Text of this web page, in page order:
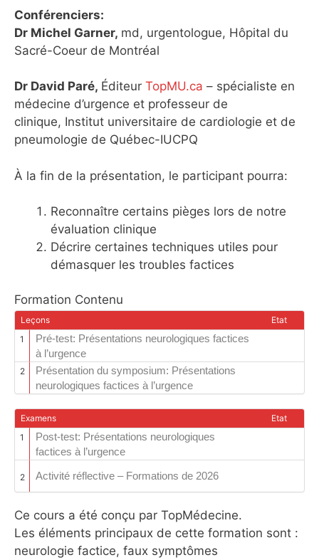
Conférenciers:
Dr Michel Garner, md, urgentologue, Hôpital du
Sacré-Coeur de Montréal
Dr David Paré, Éditeur TopMU.ca – spécialiste en
médecine d’urgence et professeur de
clinique, Institut universitaire de cardiologie et de
pneumologie de Québec-IUCPQ
À la fin de la présentation, le participant pourra:
Reconnaître certains pièges lors de notre
évaluation clinique
Décrire certaines techniques utiles pour
démasquer les troubles factices
Formation Contenu
Leçons
Etat
1
Pré-test: Présentations neurologiques factices
à l’urgence
2
Présentation du symposium: Présentations
neurologiques factices à l’urgence
Examens
Etat
1
Post-test: Présentations neurologiques
factices à l’urgence
2 Activité réflective – Formations de 2026
Ce cours a été conçu par TopMédecine.
Les éléments principaux de cette formation sont :
neurologie factice, faux symptômes